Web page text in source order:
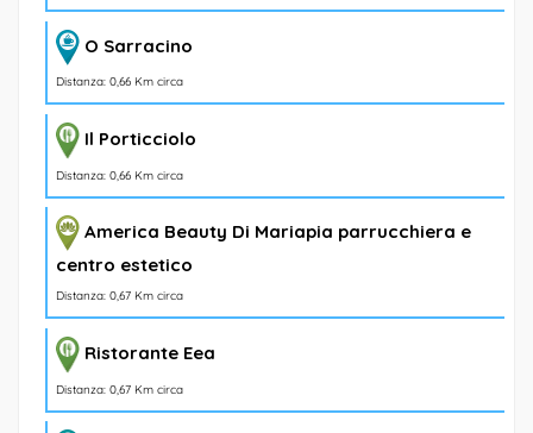
O Sarracino
Distanza: 0,66 Km circa
Il Porticciolo
Distanza: 0,66 Km circa
America Beauty Di Mariapia parrucchiera e
centro estetico
Distanza: 0,67 Km circa
Ristorante Eea
Distanza: 0,67 Km circa